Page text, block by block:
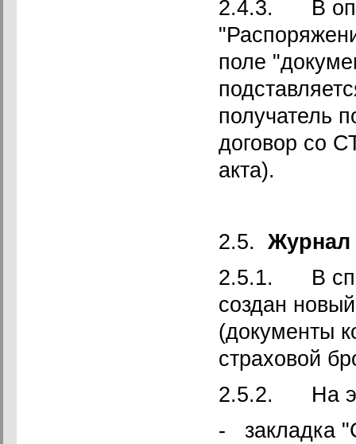
2.4.3. В
поле
получатель
договор со
акта).
2.5. Журнал
2.5.1. В
создан
(документы
страховой
2.5.2. На
- закладка